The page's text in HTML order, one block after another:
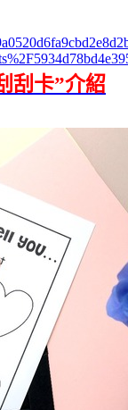
卡”介紹